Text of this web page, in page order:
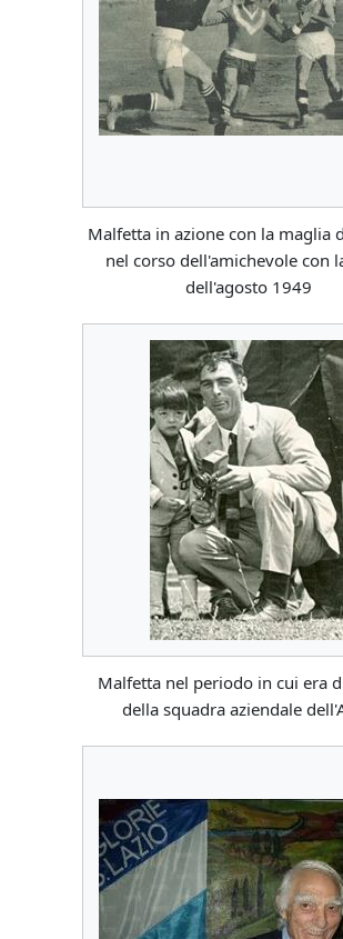
Malfetta in azione con la maglia
nel corso dell'amichevole con
dell'agosto 1949
Malfetta nel periodo in cui era
della squadra aziendale